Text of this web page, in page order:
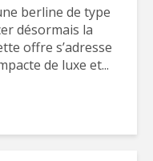
berline de type
désormais la
offre s’adresse
de luxe et...